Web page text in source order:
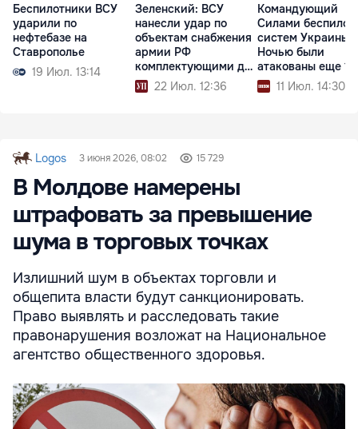
Беспилотники ВСУ
ударили по
нефтебазе на
Ставрополье
19 Июл. 13:14
Зеленский: ВСУ
нанесли удар по
объектам снабжения
армии РФ
комплектующими для
дронов22 Июл. 12:36
Командующий
Силами
систем Украины:
Ночью были
атакованы еще 14
судов РФ
11 Июл. 14:30
Logos 3 июня 2026, 08:02 15 729
В Молдове намерены
штрафовать за превышение
шума в торговых точках
Излишний шум в объектах торговли и
общепита власти будут санкционировать.
Право выявлять и расследовать такие
правонарушения возложат на Национальное
агентство общественного здоровья.